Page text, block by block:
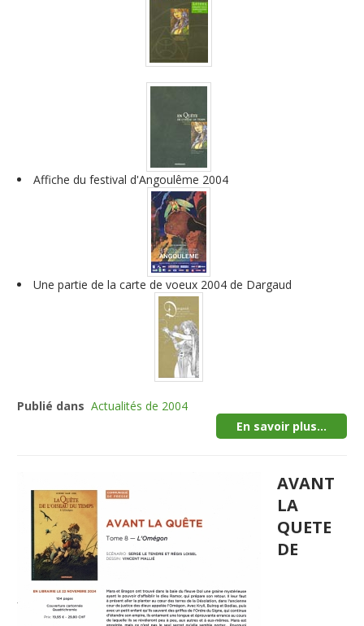
Affiche du festival d'Angoulême 2004
Une partie de la carte de voeux 2004 de Dargaud
Publié dans Actualités de 2004
En savoir plus...
AVANT
LA
QUETE
DE